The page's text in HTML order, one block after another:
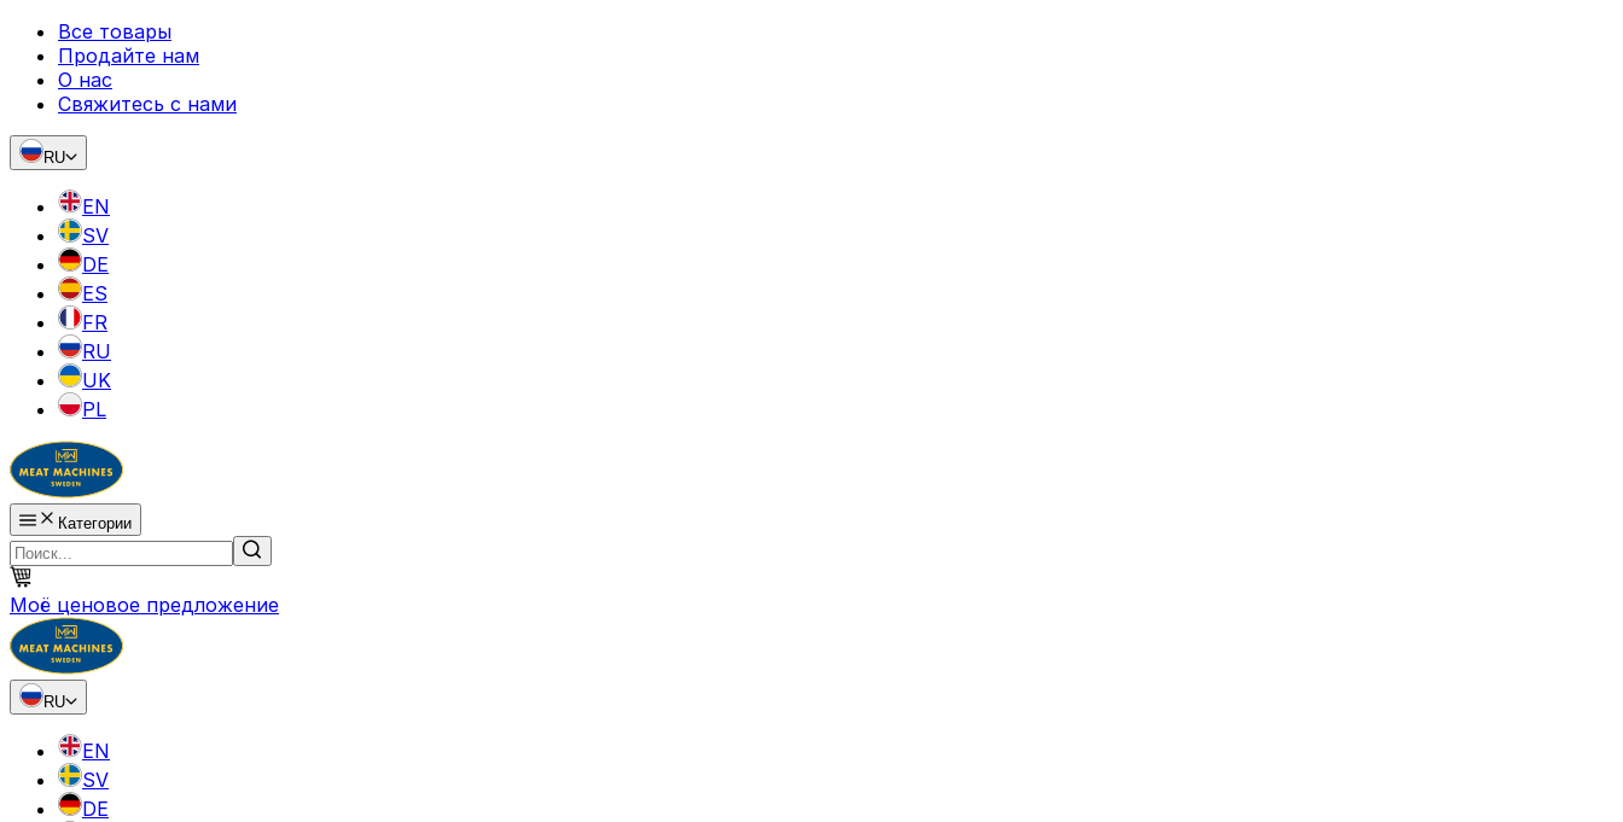
Все товары
Продайте нам
О нас
Свяжитесь с нами
RU
EN
SV
DE
ES
FR
RU
UK
PL
Категории
Моё ценовое предложение
RU
EN
SV
DE